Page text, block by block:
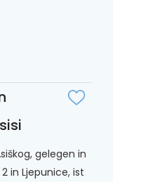
gelegen in
in Ljepunice, ist